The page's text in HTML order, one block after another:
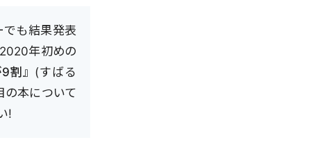
も結果発表
年初めの
割』 (すばる
の本について
!